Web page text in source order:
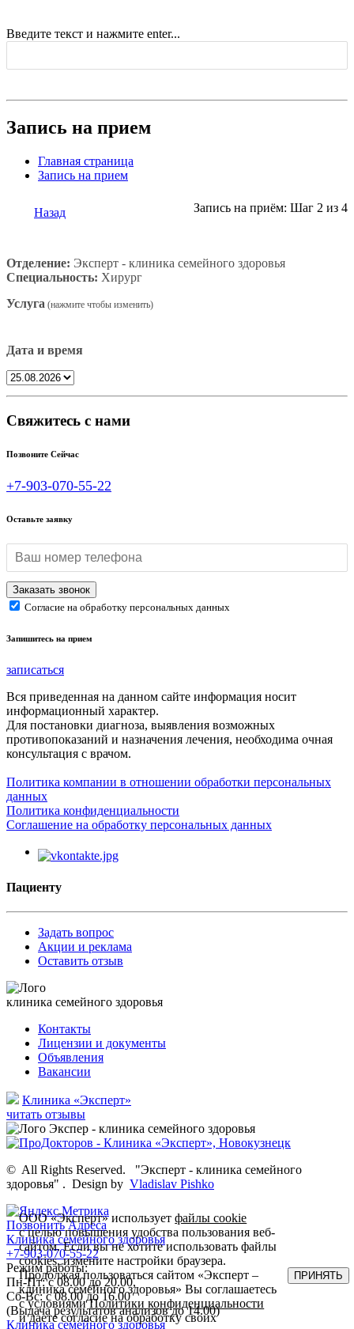
Введите текст и нажмите enter...
Запись на прием
Главная страница
Запись на прием
Назад Запись на приём: Шаг 2 из 4
Отделение: Эксперт - клиника семейного здоровья
Специальность: Хирург
Услуга
Дата и время
Свяжитесь с нами
Позвоните Сейчас
+7-903-070-55-22
Оставьте заявку
Согласие на обработку персональных данных
Запишитесь на прием
записаться
Вся приведенная на данном сайте информация носит
информационный характер.
Для постановки диагноза, выявления возможных
противопоказаний и назначения лечения, необходима очная
консультация с врачом.
Политика компании в отношении обработки персональных
данных
Политика конфиденциальности
Соглашение на обработку персональных данных
Пациенту
Задать вопрос
Акции и реклама
Оставить отзыв
клиника семейного здоровья
Контакты
Лицензии и документы
Объявления
Вакансии
Клиника «Эксперт»
читать отзывы
© All Rights Reserved.
"Эксперт - клиника семейного
здоровья" . Design by Vladislav Pishko
Позвонить Адреса
Клиника семейного здоровья
+7-903-070-55-22
Режим работы:
Пн-Пт: с 08.00 до 20.00,
Сб-Вс: с 08.00 до 16.00
(Выдача результатов анализов до 14.00)
Клиника семейного здоровья
ООО «Эксперт» используетфайлы cookie
с целью повышения удобства пользования веб-
сайтом. Если вы не хотите использовать файлы
cookies, измените настройки браузера.
Продолжая пользоваться сайтом «Эксперт –
клиника семейного здоровья» Вы соглашаетесь
с условиямиПолитики конфиденциальности
и даете согласие на обработку своих
ПРИНЯТЬ